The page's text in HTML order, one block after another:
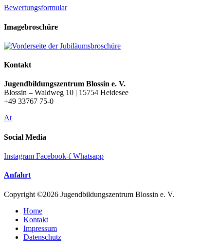
Bewertungsformular
Imagebroschüre
Kontakt
Jugendbildungszentrum Blossin e. V.
Blossin – Waldweg 10 | 15754 Heidesee
+49 33767 75-0
At
Social Media
Instagram Facebook-f Whatsapp
Anfahrt
Copyright ©2026 Jugendbildungszentrum Blossin e. V.
Home
Kontakt
Impressum
Datenschutz